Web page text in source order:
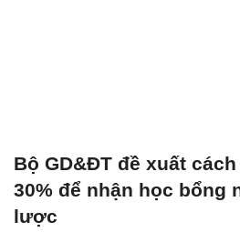
Bộ GD&ĐT đề xuất
30% để nhận học bổng
lược